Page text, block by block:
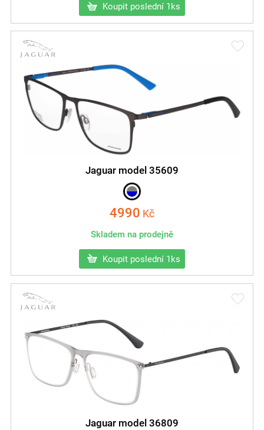
Koupit poslední 1ks
Jaguar model 35609
4990 Kč
Skladem na prodejně
Koupit poslední 1ks
Jaguar model 36809